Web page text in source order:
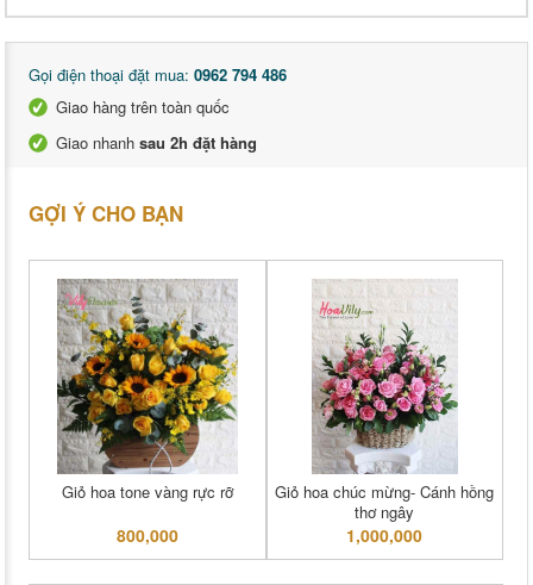
Gọi điện thoại đặt mua: 0962 794 486
Giao hàng trên toàn quốc
Giao nhanh sau 2h đặt hàng
GỢI Ý CHO BẠN
Giỏ hoa tone vàng rực rỡ
800,000
Giỏ hoa chúc mừng- Cánh hồng
thơ ngây
1,000,000